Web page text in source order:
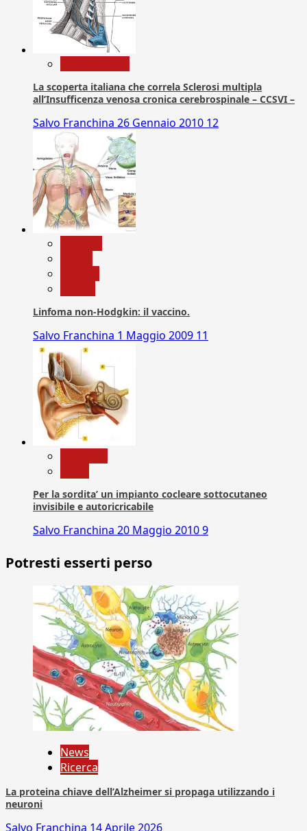
La scoperta italiana che correla Sclerosi multipla
all’Insufficenza venosa cronica cerebrospinale – CCSVI –
Salvo Franchina 26 Gennaio 2010 12
Linfoma non-Hodgkin: il vaccino.
Salvo Franchina 1 Maggio 2009 11
Per la sordita’ un impianto cocleare sottocutaneo
invisibile e autoricricabile
Salvo Franchina 20 Maggio 20109
Potresti esserti perso
News
Ricerca
La proteina chiave dell’Alzheimer si propaga utilizzando i
neuroni
Salvo Franchina 14 Aprile 2026